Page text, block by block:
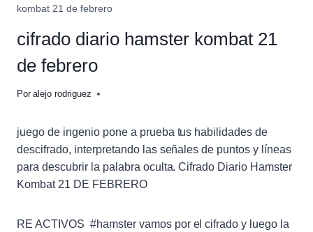
kombat 21 de febrero
cifrado diario hamster kombat 21
de febrero
Por alejo rodriguez
juego de ingenio pone a prueba tus habilidades de
descifrado, interpretando las señales de puntos y líneas
para descubrir la palabra oculta. Cifrado Diario Hamster
Kombat 21 DE FEBRERO
RE ACTIVOS #hamster vamos por el cifrado y luego la